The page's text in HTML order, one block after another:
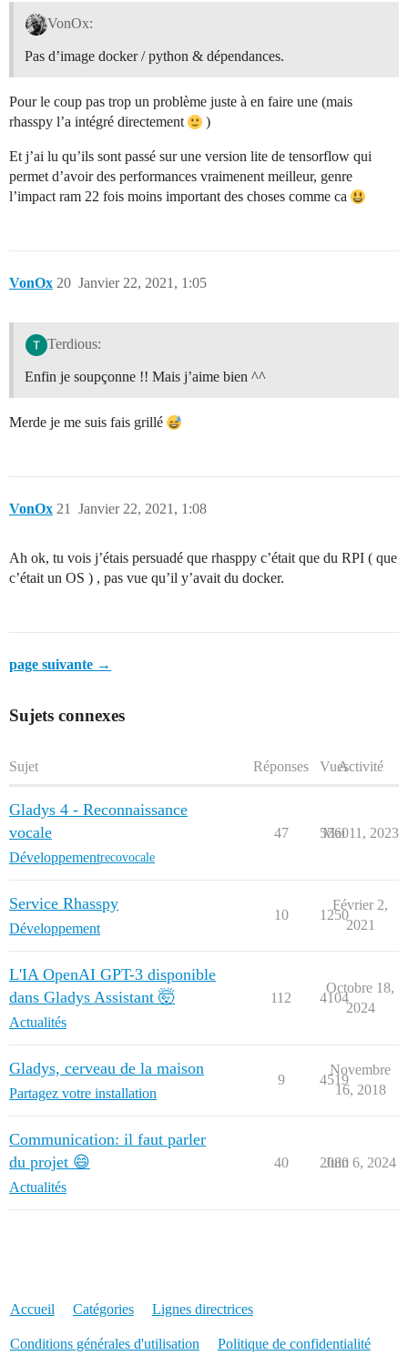
VonOx:
Pas d’image docker / python & dépendances.
Pour le coup pas trop un problème juste à en faire une (mais
rhasspy l’a intégré directement
)
Et j’ai lu qu’ils sont passé sur une version lite de tensorflow qui
permet d’avoir des performances vraimenent meilleur, genre
l’impact ram 22 fois moins important des choses comme ca
VonOx Janvier 22, 2021, 1:05
20
Terdious:
Enfin je soupçonne !! Mais j’aime bien ^^
Merde je me suis fais grillé
VonOx Janvier 22, 2021, 1:08
21
Ah ok, tu vois j’étais persuadé que rhasppy c’était que du RPI ( que
c’était un OS ) , pas vue qu’il y’avait du docker.
page suivante →
Sujets connexes
Sujet Réponses VuesActivité
Gladys 4 - Reconnaissance
vocale
Développementrecovocale
47 5560
Mai 11, 2023
Service Rhasspy
Développement
10 1250
Février 2,
2021
L'IA OpenAI GPT-3 disponible
dans Gladys Assistant 🤯
Actualités
112 4104
Octobre 18,
2024
Gladys, cerveau de la maison
Partagez votre installation
9 4519
Novembre
16, 2018
Communication: il faut parler
du projet 😄
Actualités
40 2080
Juin 6, 2024
Accueil Catégories Lignes directrices
Conditions générales d'utilisation Politique de confidentialité